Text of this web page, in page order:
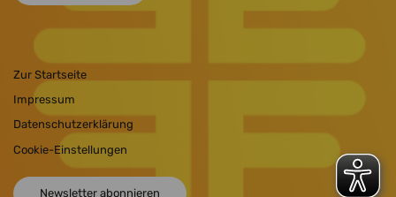
Zur Startseite
Impressum
Datenschutzerklärung
Cookie-Einstellungen
Newsletter abonnieren